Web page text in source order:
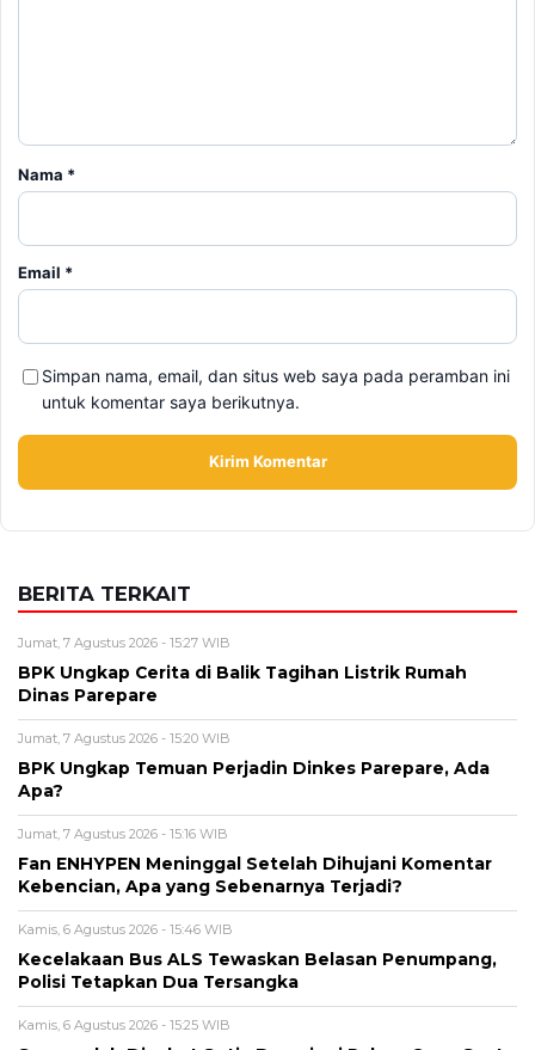
Nama *
Email *
Simpan nama, email, dan situs web saya pada peramban ini
untuk komentar saya berikutnya.
BERITA TERKAIT
Jumat, 7 Agustus 2026 - 15:27 WIB
BPK Ungkap Cerita di Balik Tagihan Listrik Rumah
Dinas Parepare
Jumat, 7 Agustus 2026 - 15:20 WIB
BPK Ungkap Temuan Perjadin Dinkes Parepare, Ada
Apa?
Jumat, 7 Agustus 2026 - 15:16 WIB
Fan ENHYPEN Meninggal Setelah Dihujani Komentar
Kebencian, Apa yang Sebenarnya Terjadi?
Kamis, 6 Agustus 2026 - 15:46 WIB
Kecelakaan Bus ALS Tewaskan Belasan Penumpang,
Polisi Tetapkan Dua Tersangka
Kamis, 6 Agustus 2026 - 15:25 WIB